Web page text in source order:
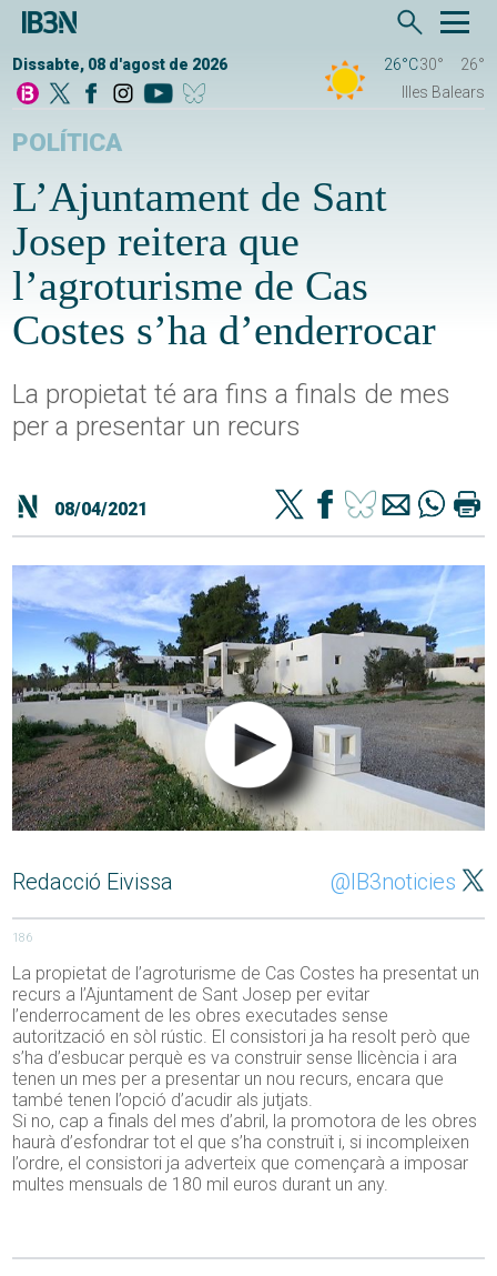
Dissabte, 08 d'agost de 2026 26°C30°
26°
Illes Balears
POLÍTICA
L’Ajuntament de Sant
Josep reitera que
l’agroturisme de Cas
Costes s’ha d’enderrocar
La propietat té ara fins a finals de mes
per a presentar un recurs
08/04/2021
Redacció Eivissa @IB3noticies
186
La propietat de l’agroturisme de Cas Costes ha presentat un
recurs a l’Ajuntament de Sant Josep per evitar
l’enderrocament de les obres executades sense
autorització en sòl rústic. El consistori ja ha resolt però que
s’ha d’esbucar perquè es va construir sense llicència i ara
tenen un mes per a presentar un nou recurs, encara que
també tenen l’opció d’acudir als jutjats.
Si no, cap a finals del mes d’abril, la promotora de les obres
haurà d’esfondrar tot el que s’ha construït i, si incompleixen
l’ordre, el consistori ja adverteix que començarà a imposar
multes mensuals de 180 mil euros durant un any.